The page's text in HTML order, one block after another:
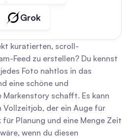
Grok
kuratierten, scroll-
Feed zu erstellen? Du kennst
Foto nahtlos in das
eine schöne und
Markenstory schafft. Es kann
Vollzeitjob, der ein Auge für
für Planung und eine Menge Zeit
wenn du diesen